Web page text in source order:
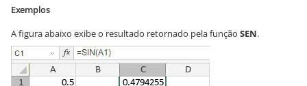
Exemplos
A figura abaixo exibe o resultado retornado pela função SEN.